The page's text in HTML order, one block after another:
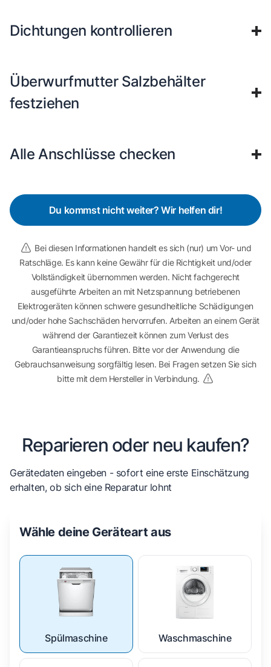
Dichtungen kontrollieren
Überwurfmutter Salzbehälter
festziehen
Alle Anschlüsse checken
Du kommst nicht weiter? Wir helfen dir!
Bei diesen Informationen handelt es sich (nur) um Vor- und
Ratschläge. Es kann keine Gewähr für die Richtigkeit und/oder
Vollständigkeit übernommen werden. Nicht fachgerecht
ausgeführte Arbeiten an mit Netzspannung betriebenen
Elektrogeräten können schwere gesundheitliche Schädigungen
und/oder hohe Sachschäden hervorrufen. Arbeiten an einem Gerät
während der Garantiezeit können zum Verlust des
Garantieanspruchs führen. Bitte vor der Anwendung die
Gebrauchsanweisung sorgfältig lesen. Bei Fragen setzen Sie sich
bitte mit dem Hersteller in Verbindung.
Reparieren oder neu kaufen?
Gerätedaten eingeben - sofort eine erste Einschätzung
erhalten, ob sich eine Reparatur lohnt
Wähle deine Geräteart aus
Spülmaschine Waschmaschine